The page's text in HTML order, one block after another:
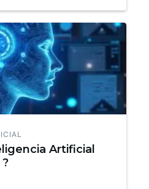
Artificial